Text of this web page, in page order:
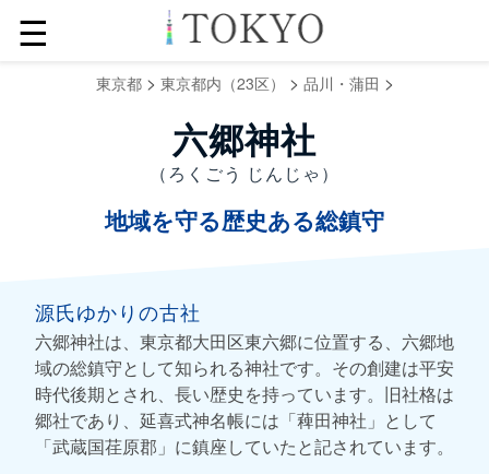
☰
東京都> 東京都内（23区） > 品川・蒲田 >
六郷神社
（ろくごう じんじゃ）
地域を守る歴史ある総鎮守
源氏ゆかりの古社
六郷神社は、東京都大田区東六郷に位置する、六郷地
域の総鎮守として知られる神社です。その創建は平安
時代後期とされ、長い歴史を持っています。旧社格は
郷社であり、延喜式神名帳には「薭田神社」として
「武蔵国荏原郡」に鎮座していたと記されています。